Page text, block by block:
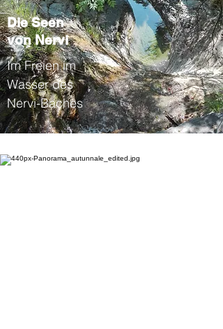
Die Seen
von Nervi
Im Freien im
Wasser des
Nervi-Baches